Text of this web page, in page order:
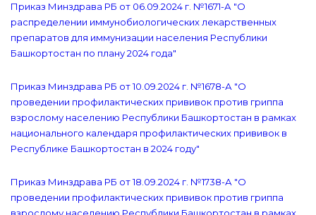
Приказ Минздрава РБ от 06.09.2024 г. №1671-А "О
распределении иммунобиологических лекарственных
препаратов для иммунизации населения Республики
Башкортостан по плану 2024 года"
Приказ Минздрава РБ от 10.09.2024 г. №1678-А "О
проведении профилактических прививок против гриппа
взрослому населению Республики Башкортостан в рамках
национального календаря профилактических прививок в
Республике Башкортостан в 2024 году"
Приказ Минздрава РБ от 18.09.2024 г. №1738-А "О
проведении профилактических прививок против гриппа